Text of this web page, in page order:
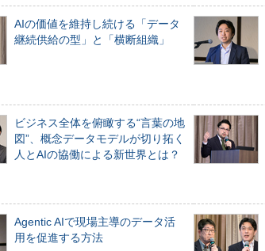
AIの価値を維持し続ける「データ
継続供給の型」と「横断組織」
ビジネス全体を俯瞰する“言葉の地
図”、概念データモデルが切り拓く
人とAIの協働による新世界とは？
Agentic AIで現場主導のデータ活
用を促進する方法